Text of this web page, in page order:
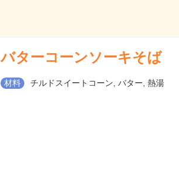
バターコーンソーキそば
材料 チルドスイートコーン, バター, 熱湯